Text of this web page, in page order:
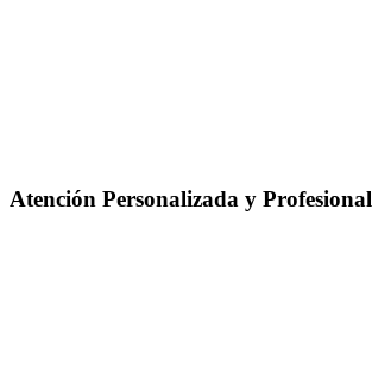
Atención Personalizada y Profesional